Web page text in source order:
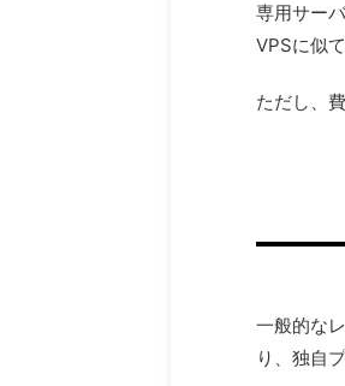
専用サー
VPSに似
ただし、
一般的な
り、独自